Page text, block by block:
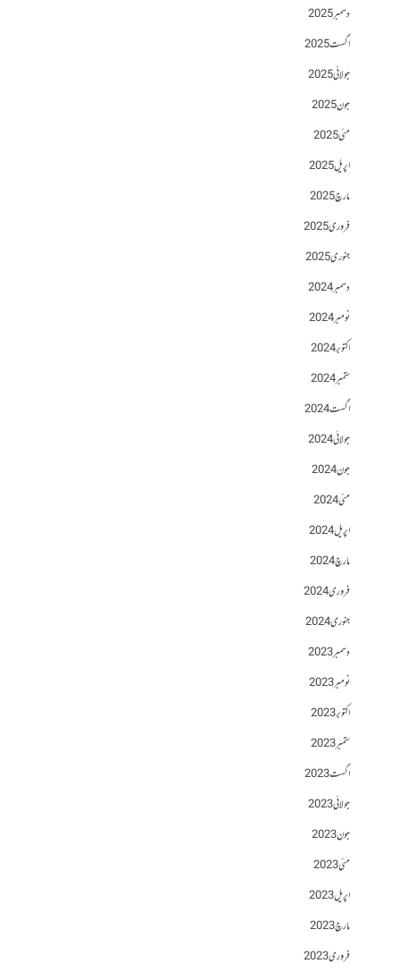
دسمبر 2025
اگست 2025
جولائی 2025
جون 2025
مئی 2025
اپریل 2025
مارچ 2025
فروری 2025
جنوری 2025
دسمبر 2024
نومبر 2024
اکتوبر 2024
ستمبر 2024
اگست 2024
جولائی 2024
جون 2024
مئی 2024
اپریل 2024
مارچ 2024
فروری 2024
جنوری 2024
دسمبر 2023
نومبر 2023
اکتوبر 2023
ستمبر 2023
اگست 2023
جولائی 2023
جون 2023
مئی 2023
اپریل 2023
مارچ 2023
فروری 2023